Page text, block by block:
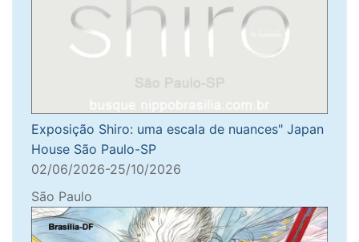
Exposição Shiro: uma escala de nuances" Japan
House São Paulo-SP
02/06/2026-25/10/2026
São Paulo